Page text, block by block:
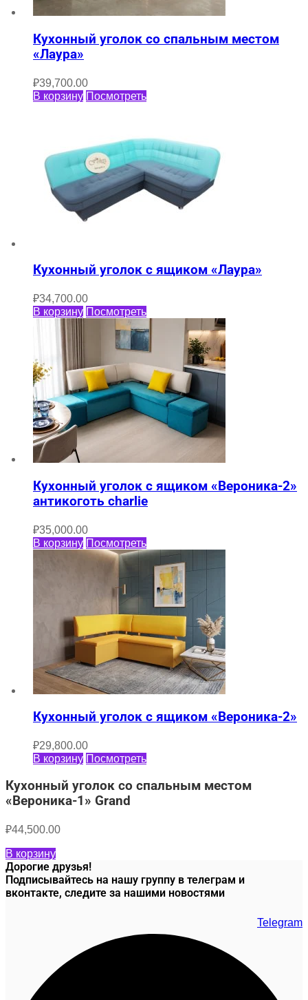
Кухонный уголок со спальным местом
«Лаура»
₽39,700.00
В корзину Посмотреть
Кухонный уголок с ящиком «Лаура»
₽34,700.00
В корзину Посмотреть
Кухонный уголок с ящиком «Вероника-2»
антикоготь charlie
₽35,000.00
В корзину Посмотреть
Кухонный уголок с ящиком «Вероника-2»
₽29,800.00
В корзину Посмотреть
Кухонный уголок со спальным местом
«Вероника-1» Grand
₽44,500.00
В корзину
Дорогие друзья!
Подписывайтесь на нашу группу в телеграм и
вконтакте, следите за нашими новостями
Telegram